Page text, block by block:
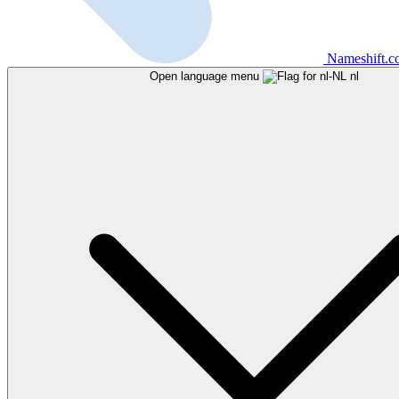
Open language menu nl